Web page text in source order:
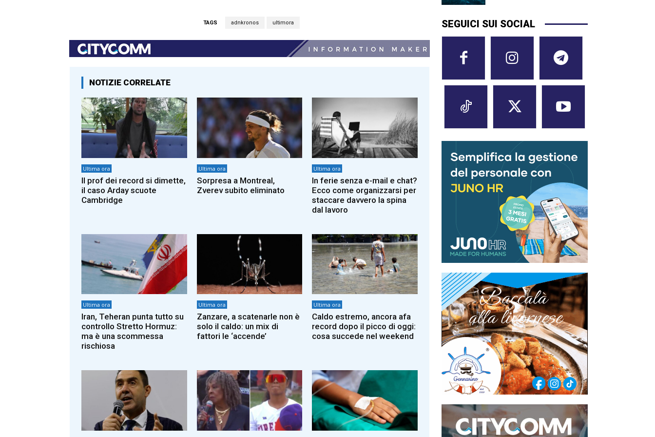
TAGS adnkronos ultimora
NOTIZIE CORRELATE
Ultima ora
Il prof dei record si dimette,
il caso Arday scuote
Cambridge
Ultima ora
Sorpresa a Montreal,
Zverev subito eliminato
Ultima ora
In ferie senza e-mail e chat?
Ecco come organizzarsi per
staccare davvero la spina
dal lavoro
Ultima ora
Iran, Teheran punta tutto su
controllo Stretto Hormuz:
ma è una scommessa
rischiosa
Ultima ora
Zanzare, a scatenarle non è
solo il caldo: un mix di
fattori le ‘accende’
Ultima ora
Caldo estremo, ancora afa
record dopo il picco di oggi:
cosa succede nel weekend
SEGUICI SUI SOCIAL